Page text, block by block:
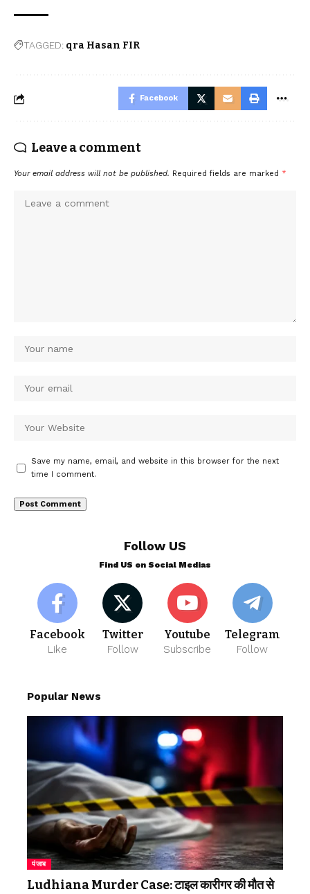
TAGGED: qra Hasan FIR
Facebook
Leave a comment
Your email address will not be published. Required fields are marked *
Save my name, email, and website in this browser for the next
time I comment.
Follow US
Find US on Social Medias
Facebook
Like
Twitter
Follow
Youtube
Subscribe
Telegram
Follow
Popular News
पंजाब
Ludhiana Murder Case: टाइल कारीगर की मौत से